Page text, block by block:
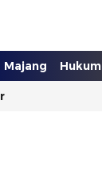
Majang Hukum